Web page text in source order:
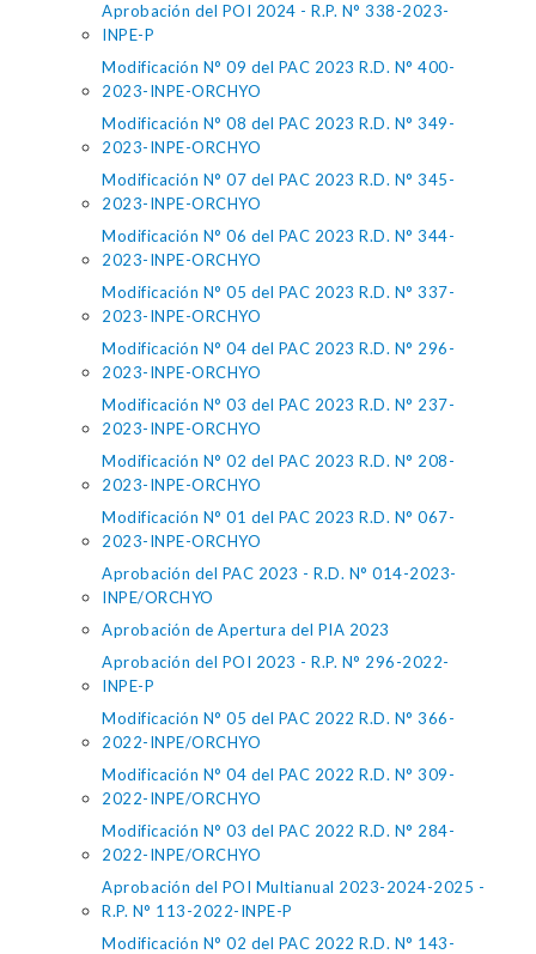
Aprobación del POI 2024 - R.P. N° 338-2023-
INPE-P
Modificación N° 09 del PAC 2023 R.D. N° 400-
2023-INPE-ORCHYO
Modificación N° 08 del PAC 2023 R.D. N° 349-
2023-INPE-ORCHYO
Modificación N° 07 del PAC 2023 R.D. N° 345-
2023-INPE-ORCHYO
Modificación N° 06 del PAC 2023 R.D. N° 344-
2023-INPE-ORCHYO
Modificación N° 05 del PAC 2023 R.D. N° 337-
2023-INPE-ORCHYO
Modificación N° 04 del PAC 2023 R.D. N° 296-
2023-INPE-ORCHYO
Modificación N° 03 del PAC 2023 R.D. N° 237-
2023-INPE-ORCHYO
Modificación N° 02 del PAC 2023 R.D. N° 208-
2023-INPE-ORCHYO
Modificación N° 01 del PAC 2023 R.D. N° 067-
2023-INPE-ORCHYO
Aprobación del PAC 2023 - R.D. N° 014-2023-
INPE/ORCHYO
Aprobación de Apertura del PIA 2023
Aprobación del POI 2023 - R.P. N° 296-2022-
INPE-P
Modificación N° 05 del PAC 2022 R.D. N° 366-
2022-INPE/ORCHYO
Modificación N° 04 del PAC 2022 R.D. N° 309-
2022-INPE/ORCHYO
Modificación N° 03 del PAC 2022 R.D. N° 284-
2022-INPE/ORCHYO
Aprobación del POI Multianual 2023-2024-2025 -
R.P. N° 113-2022-INPE-P
Modificación N° 02 del PAC 2022 R.D. N° 143-